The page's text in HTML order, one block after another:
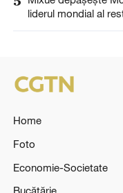
liderul mondial al
Home
Foto
Economie-Societate
Bucătărie